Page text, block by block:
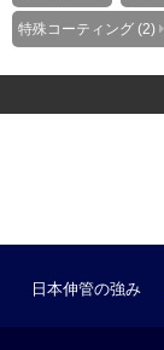
特殊コーティング (2)
日本伸管の強み